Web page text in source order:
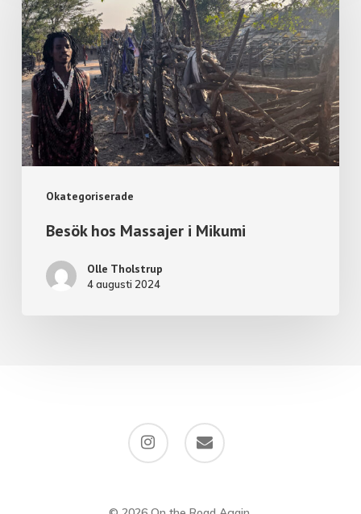
Okategoriserade
Besök hos Massajer i Mikumi
Olle Tholstrup
4 augusti 2024
instagram email